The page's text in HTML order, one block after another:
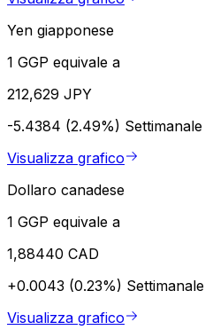
Yen giapponese
1 GGP equivale a
212,629 JPY
-5.4384 (2.49%) Settimanale
Visualizza grafico
Dollaro canadese
1 GGP equivale a
1,88440 CAD
+0.0043 (0.23%) Settimanale
Visualizza grafico